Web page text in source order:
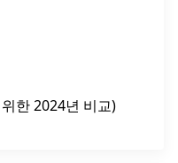
한 2024년 비교)